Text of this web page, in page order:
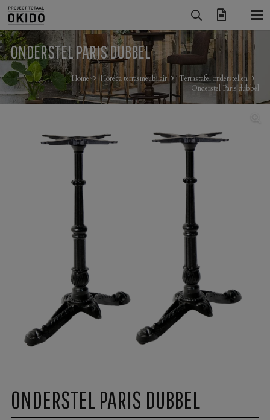
ONDERSTEL PARIS DUBBEL
Home Horeca terrasmeubilair
Terrastafel onderstellen
Onderstel Paris dubbel
ONDERSTEL PARIS DUBBEL